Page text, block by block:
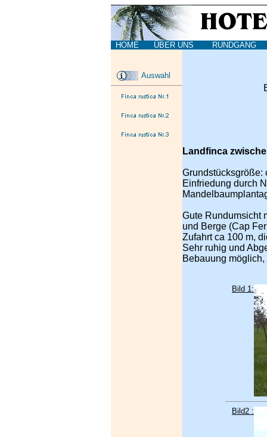
HOME ÜBER UNS RUNDGANG
Auswahl
Landfinca
Grundstücksgröße:
Einfriedung durch
Gute Rundumsicht
und Berge (Cap
Zufahrt ca 100 m,
Sehr ruhig und
Bebauung
Bild 1:
Bild2 :